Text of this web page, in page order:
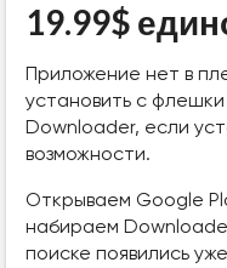
19.99$
Приложение нет в
установить с
Downloader, если
возможности.
Открываем Google
набираем
поиске появились